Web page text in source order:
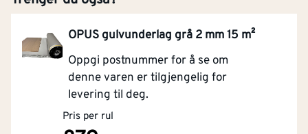
OPUS gulvunderlag grå 2 mm 15 m²
Oppgi postnummer for å se om
denne varen er tilgjengelig for
levering til deg.
Pris per rul